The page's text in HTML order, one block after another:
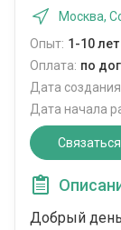
Москва,
Опыт: 1-10 лет
Оплата: по
Дата
Дата начала
Добрый